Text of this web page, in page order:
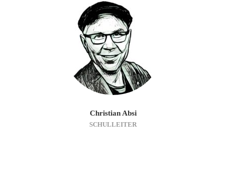
Christian Absi
SCHULLEITER